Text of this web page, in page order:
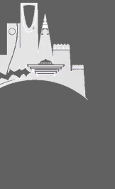
حي
حطين